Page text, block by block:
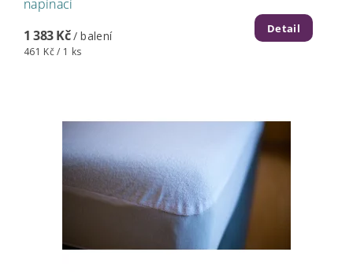
napínací
1 383 Kč/ balení
461 Kč / 1 ks
Detail